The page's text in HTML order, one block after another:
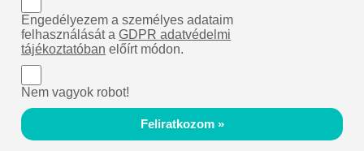
Engedélyezem a személyes adataim
felhasználását aGDPR adatvédelmi
tájékoztatóban előírt módon.
Nem vagyok robot!
Feliratkozom »